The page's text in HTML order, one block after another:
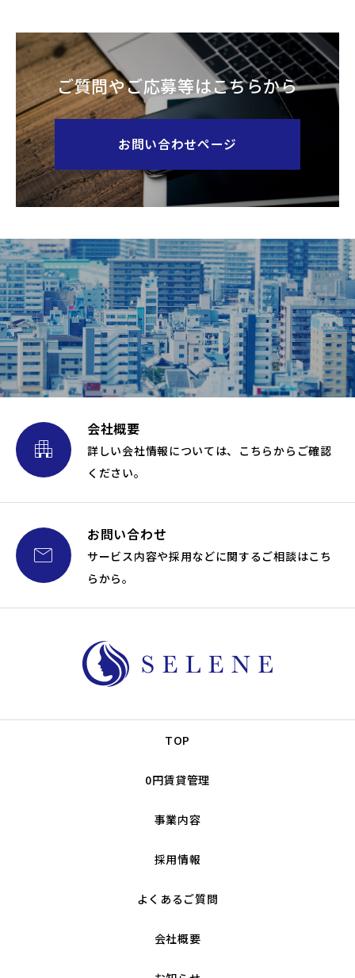
ご質問やご応募等はこちらから
お問い合わせページ

会社概要
詳しい会社情報については、こちらからご確認
ください。

お問い合わせ
サービス内容や採用などに関するご相談はこち
らから。
TOP
0円賃貸管理
事業内容
採用情報
よくあるご質問
会社概要